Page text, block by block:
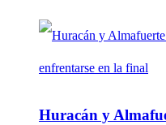
Huracán y